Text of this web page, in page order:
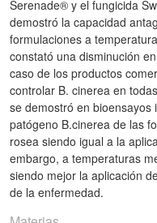
Serenade® y el fungicida
demostró la capacidad
formulaciones a
constató una disminución
caso de los productos
controlar B. cinerea en
se demostró en bioensayos
patógeno B.cinerea de las
rosea siendo igual a la
embargo, a temperaturas
siendo mejor la aplicación
de la enfermedad.